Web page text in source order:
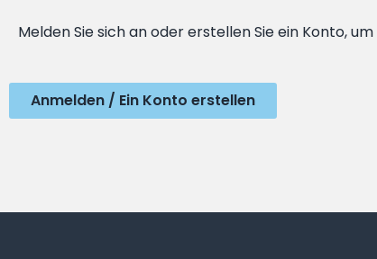
Melden Sie sich an oder erstellen Sie ein Konto,
Anmelden / Ein Konto erstellen